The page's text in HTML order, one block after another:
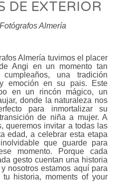
DE EXTERIOR
Almería
Almería tuvimos el placer
Angi en un momento tan
una tradición
emoción en su pais. Este
en un rincón mágico, un
donde la naturaleza nos
para inmortalizar su
de niña a mujer. A
queremos invitar a todas las
edad, a celebrar esta etapa
que guarde para
momento. Porque cada
gesto cuentan una historia
nosotros estamos aquí para
historia, moments of your